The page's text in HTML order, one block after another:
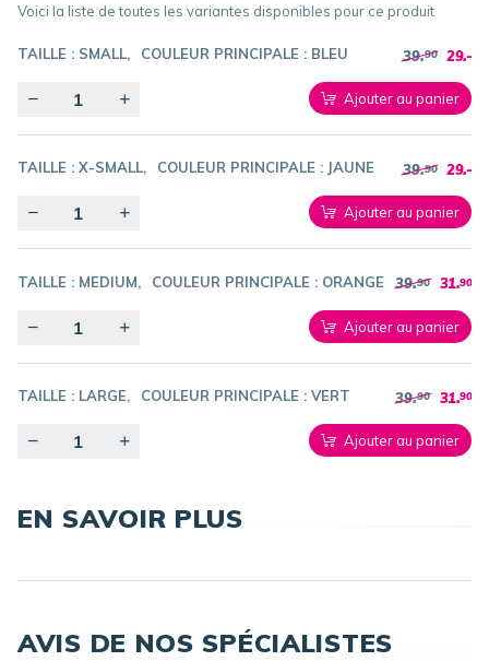
Voici la liste de toutes les variantes disponibles pour ce produit
TAILLE : SMALL COULEUR PRINCIPALE : BLEU 39.90 29.-
Quantity Ajouter au panier
TAILLE : X-SMALL COULEUR PRINCIPALE : JAUNE 39.90 29.-
Quantity Ajouter au panier
TAILLE : MEDIUM COULEUR PRINCIPALE : ORANGE 39.90 31.90
Quantity Ajouter au panier
TAILLE : LARGE COULEUR PRINCIPALE : VERT 39.90 31.90
Quantity Ajouter au panier
EN SAVOIR PLUS
AVIS DE NOS SPÉCIALISTES